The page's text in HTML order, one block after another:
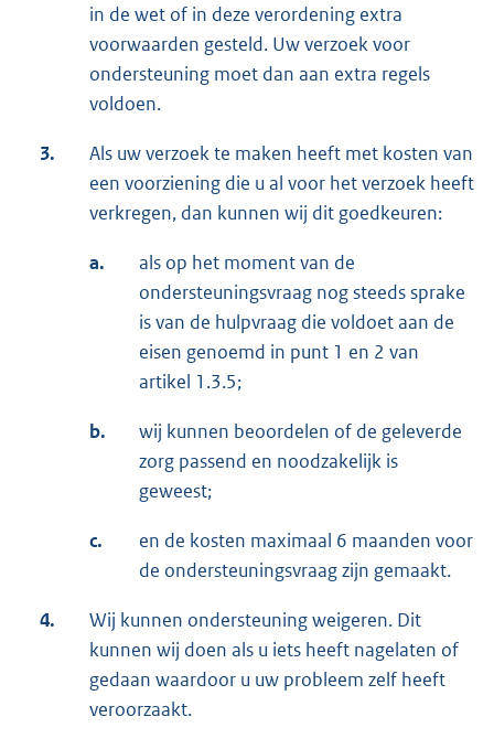
in de wet of in deze verordening extra
voorwaarden gesteld. Uw verzoek voor
ondersteuning moet dan aan extra regels
voldoen.
3.
Als uw verzoek te maken heeft met kosten van
een voorziening die u al voor het verzoek heeft
verkregen, dan kunnen wij dit goedkeuren:
a.
als op het moment van de
ondersteuningsvraag nog steeds sprake
is van de hulpvraag die voldoet aan de
eisen genoemd in punt 1 en 2 van
artikel 1.3.5;
b.
wij kunnen beoordelen of de geleverde
zorg passend en noodzakelijk is
geweest;
c.
en de kosten maximaal 6 maanden voor
de ondersteuningsvraag zijn gemaakt.
4.
Wij kunnen ondersteuning weigeren. Dit
kunnen wij doen als u iets heeft nagelaten of
gedaan waardoor u uw probleem zelf heeft
veroorzaakt.